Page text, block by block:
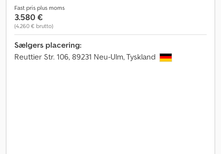
Fast pris plus moms
3.580 €
(4.260 € brutto)
Sælgers placering:
Reuttier Str. 106, 89231 Neu-Ulm, Tyskland